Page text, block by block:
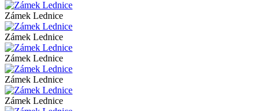
Zámek Lednice
Zámek Lednice
Zámek Lednice
Zámek Lednice
Zámek Lednice